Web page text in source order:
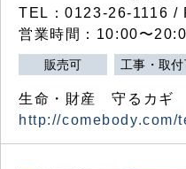
TEL：0123-26-1116 /
営業時間：10:00〜
販売可 工事・取
生命・財産 守るカギ
http://comebody.com/